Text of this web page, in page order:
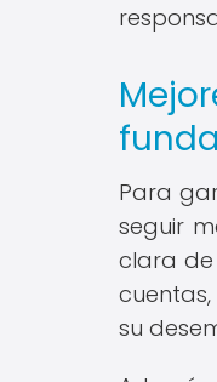
Para
seguir
clara de
su